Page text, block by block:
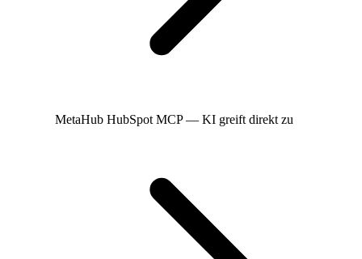
MetaHub HubSpot MCP — KI greift direkt zu